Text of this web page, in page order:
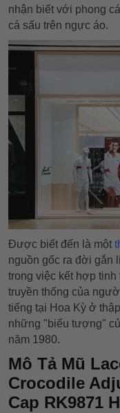
nhận biết với phong
cá sấu trên ngực áo.
Được biết đến là một
nguồn gốc ra đời gắn
trong việc kết hợp
truyền thống của
tiếng tại Hoa Kỳ ở
những "biểu tượng"
năm 1980.
Mô Tả Mũ
Crocodile
Cap RK9871